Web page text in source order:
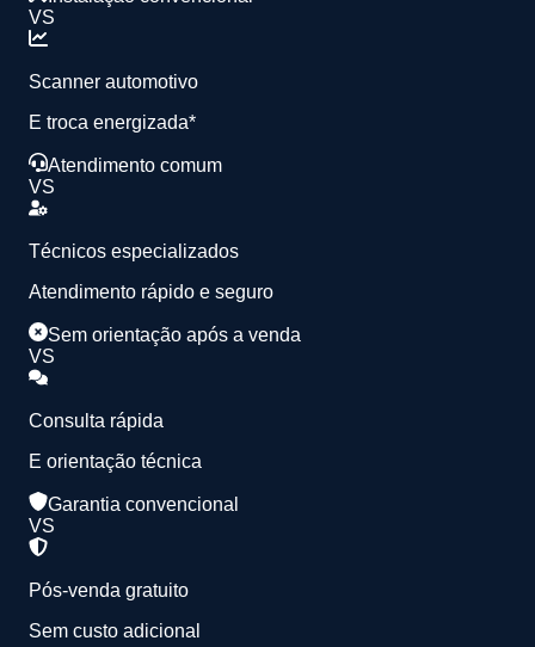
VS
Scanner automotivo
E troca energizada*
Atendimento comum
VS
Técnicos especializados
Atendimento rápido e seguro
Sem orientação após a venda
VS
Consulta rápida
E orientação técnica
Garantia convencional
VS
Pós-venda gratuito
Sem custo adicional